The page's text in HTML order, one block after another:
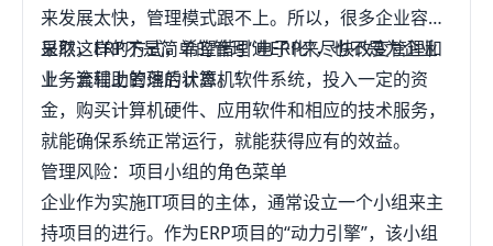
来发展太快，管理模式跟不上。所以，很多企业容易
采取这样的方式，希望借引进ERP来尽快改变管理和
业务流程上的落后状态。”
显然，ERP不是简单的管理“电子化”，也不是为企业
上一套辅助管理的计算机软件系统，投入一定的资
金，购买计算机硬件、应用软件和相应的技术服务，
就能确保系统正常运行，就能获得应有的效益。
管理风险：项目小组的角色菜单
企业作为实施IT项目的主体，通常设立一个小组来主
持项目的进行。作为ERP项目的“动力引擎”，该小组